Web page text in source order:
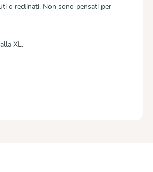
o reclinati. Non sono pensati per
XL.